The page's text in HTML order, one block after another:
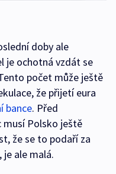
doby ale
je ochotná vzdát se
počet může ještě
že přijetí eura
bance. Před
musí Polsko ještě
že se to podaří za
ale malá.